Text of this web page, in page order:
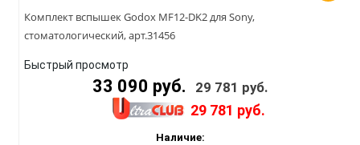
Комплект вспышек Godox MF12-DK2 для Sony,
стоматологический, арт.31456
Быстрый просмотр
33 090 руб. 29 781 руб.
29 781 руб.
Наличие: